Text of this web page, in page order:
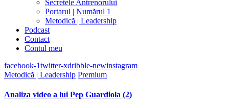
Secretele Antrenorului
Portarul | Numărul 1
Metodică | Leadership
Podcast
Contact
Contul meu
facebook-1twitter-xdribble-newinstagram
Metodică | Leadership Premium
Analiza video a lui Pep Guardiola (2)